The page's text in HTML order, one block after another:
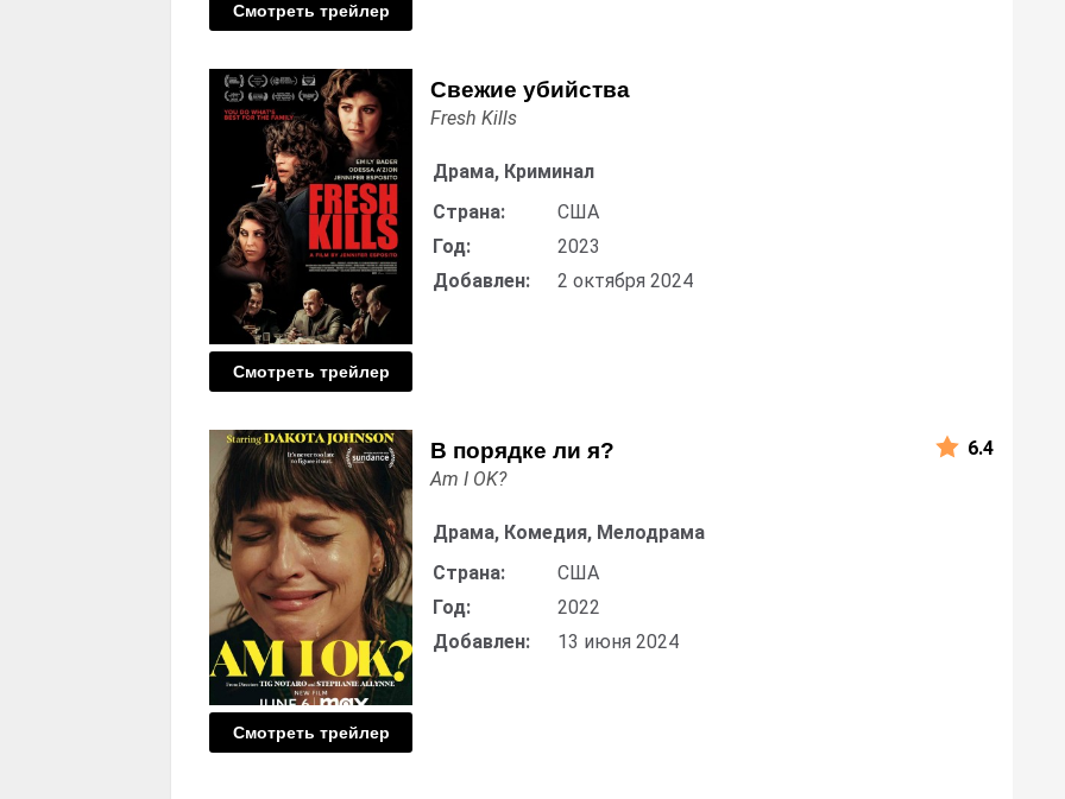
Смотреть трейлер
Свежие убийства
Смотреть трейлер
Fresh Kills
Драма, Криминал
Страна:
США
Год:
2023
Добавлен:
2 октября 2024
В порядке ли я?
Смотреть трейлер
Am I OK?
Драма, Комедия, Мелодрама
Страна:
США
Год:
2022
Добавлен:
13 июня 2024
6.4